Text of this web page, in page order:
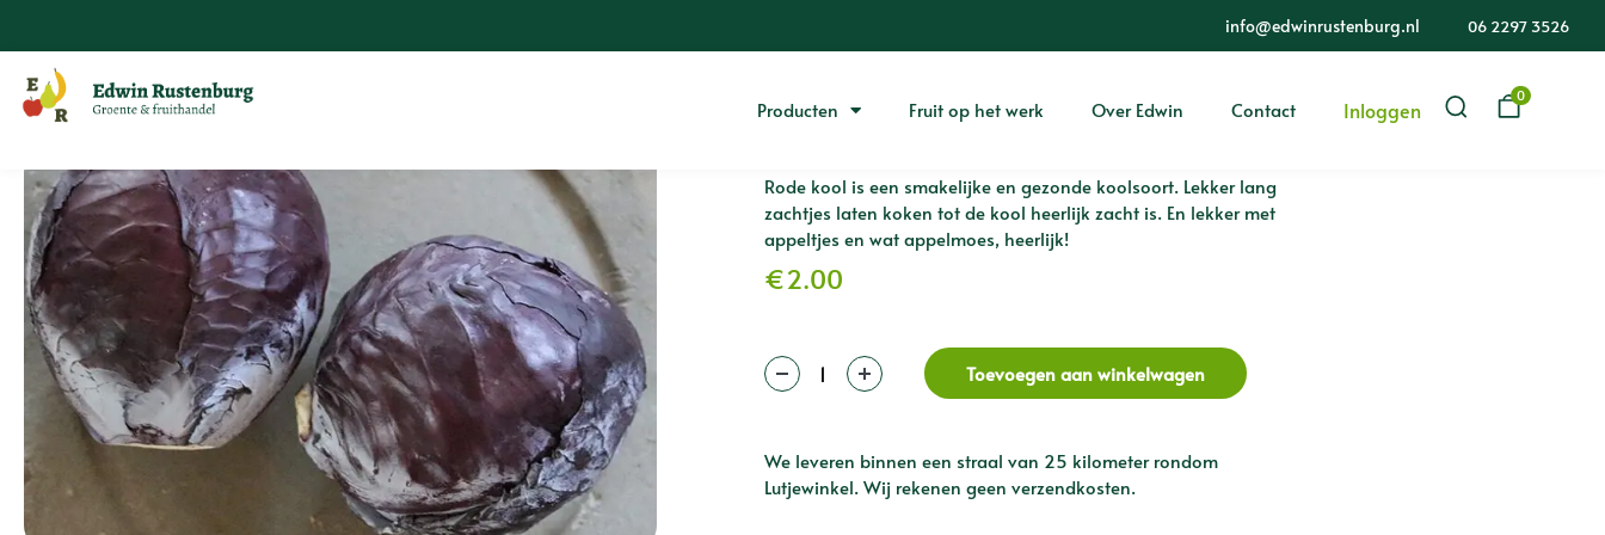
info@edwinrustenburg.nl 06 2297 3526
Producten Fruit op het werk Over Edwin Contact Inloggen
0
Rode kool (1 st)
Rode kool is een smakelijke en gezonde koolsoort. Lekker lang
zachtjes laten koken tot de kool heerlijk zacht is. En lekker met
appeltjes en wat appelmoes, heerlijk!
€2.00
Toevoegen aan winkelwagen
We leveren binnen een straal van 25 kilometer rondom
Lutjewinkel. Wij rekenen geen verzendkosten.